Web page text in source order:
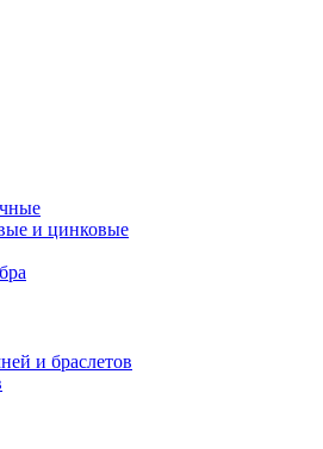
и цинковые
и браслетов